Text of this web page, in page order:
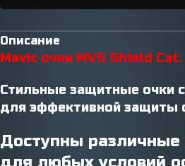
Описание
Mavic очки MVS Shield Cat.
Стильные защитные очки
для эффективной защиты
Доступны различные